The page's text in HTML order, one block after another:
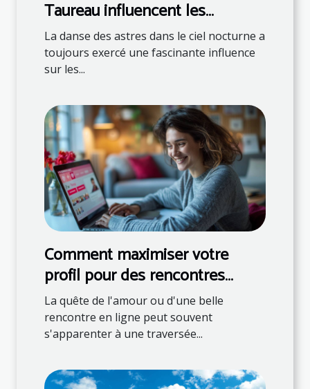
Taureau influencent les
décisions quotidiennes
La danse des astres dans le ciel nocturne a
toujours exercé une fascinante influence
sur les...
Comment maximiser votre
profil pour des rencontres
réussies en ligne
La quête de l'amour ou d'une belle
rencontre en ligne peut souvent
s'apparenter à une traversée...